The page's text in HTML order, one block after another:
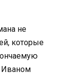
не
которые
Иваном